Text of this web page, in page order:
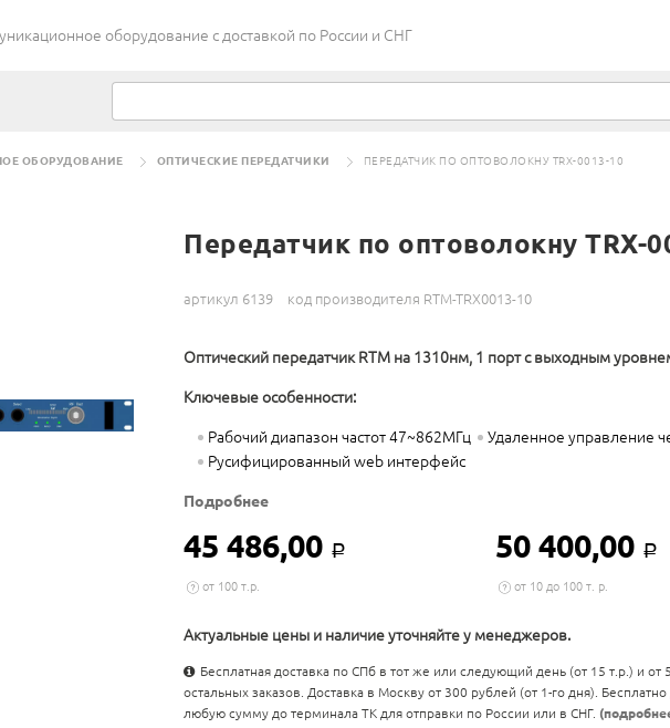
оборудование c доставкой по России и СНГ
ОБОРУДОВАНИЕ ОПТИЧЕСКИЕ ПЕРЕДАТЧИКИ ПЕРЕДАТЧИК ПО ОПТОВОЛОКНУ TRX-0013-10
Передатчик по оптоволокну TRX-
артикул 6139 код производителя RTM-TRX0013-10
Оптический передатчик RTM на 1310нм, 1 порт с выходным
Ключевые особенности:
Рабочий диапазон частот 47~862МГц
Удаленное управление
Русифицированный web интерфейс
Подробнее
45 486,00 Р 50 400,00 Р
от 100 т.р. от 10 до 100 т. р.
Актуальные цены и наличие уточняйте у менеджеров.
Бесплатная доставка по СПб в тот же или следующий день (от 15 т.р.) и от
остальных заказов. Доставка в Москву от 300 рублей (от 1-го дня).
любую сумму до терминала ТК для отправки по России или в СНГ.